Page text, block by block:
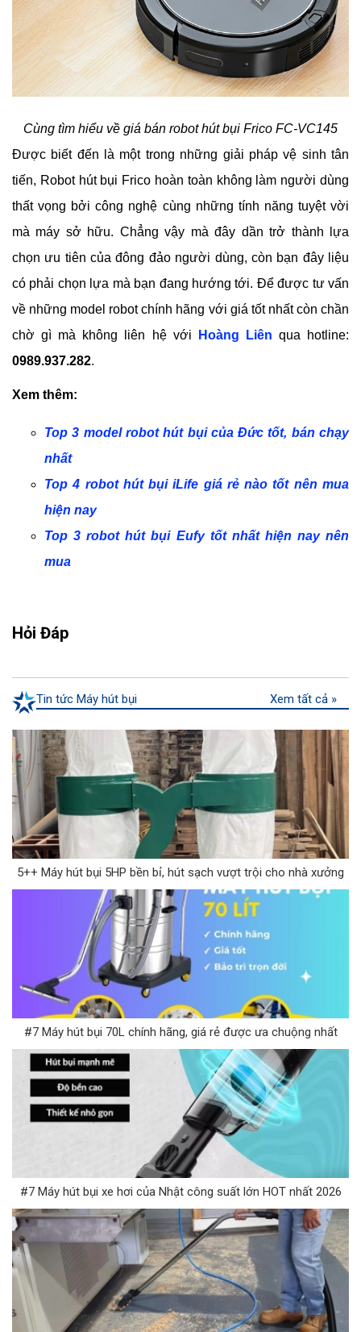
Cùng tìm hiểu về giá bán robot hút bụi Frico FC-VC145
Được biết đến là một trong những giải pháp vệ sinh tân
tiến, Robot hút bụi Frico hoàn toàn không làm người dùng
thất vọng bởi công nghệ cùng những tính năng tuyệt vời
mà máy sở hữu. Chẳng vậy mà đây dần trở thành lựa
chọn ưu tiên của đông đảo người dùng, còn bạn đây liệu
có phải chọn lựa mà bạn đang hướng tới. Để được tư vấn
về những model robot chính hãng với giá tốt nhất còn chần
chờ gì mà không liên hệ với
Hoàng Liên qua hotline:
0989.937.282.
Xem thêm:
Top 3 model robot hút bụi của Đức tốt, bán chạy
nhất
Top 4 robot hút bụi iLife giá rẻ nào tốt nên mua
hiện nay
Top 3 robot hút bụi Eufy tốt nhất hiện nay nên
mua
Hỏi Đáp
Tin tức Máy hút bụi Xem tất cả »
5++ Máy hút bụi 5HP bền bỉ, hút sạch vượt trội cho nhà xưởng
#7 Máy hút bụi 70L chính hãng, giá rẻ được ưa chuộng nhất
#7 Máy hút bụi xe hơi của Nhật công suất lớn HOT nhất 2026